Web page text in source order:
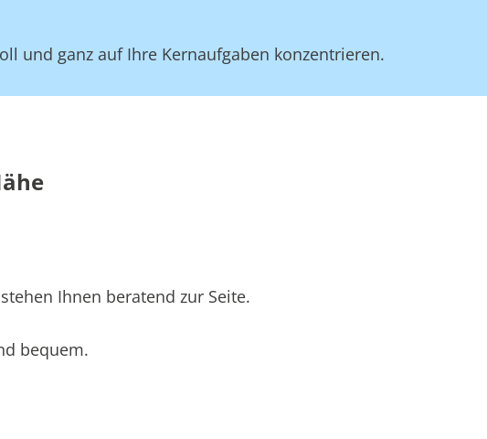
und ganz auf Ihre Kernaufgaben konzentrieren.
Ihnen beratend zur Seite.
bequem.